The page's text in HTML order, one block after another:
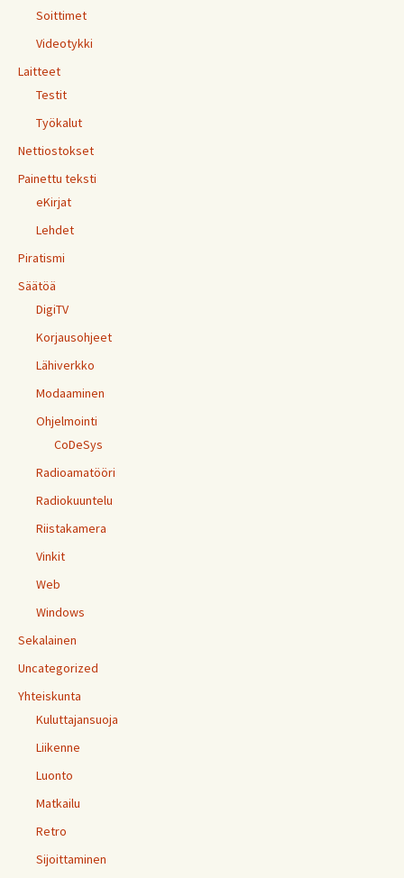
Soittimet
Videotykki
Laitteet
Testit
Työkalut
Nettiostokset
Painettu teksti
eKirjat
Lehdet
Piratismi
Säätöä
DigiTV
Korjausohjeet
Lähiverkko
Modaaminen
Ohjelmointi
CoDeSys
Radioamatööri
Radiokuuntelu
Riistakamera
Vinkit
Web
Windows
Sekalainen
Uncategorized
Yhteiskunta
Kuluttajansuoja
Liikenne
Luonto
Matkailu
Retro
Sijoittaminen